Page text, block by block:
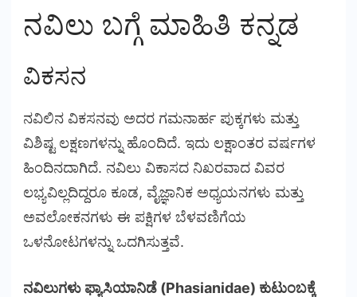
ನವಿಲು ಬಗ್ಗೆ ಮಾಹಿತಿ ಕನ್ನಡ
ವಿಕಸನ
ನವಿಲಿನ ವಿಕಸನವು ಅದರ ಗಮನಾರ್ಹ ಪುಕ್ಕಗಳು ಮತ್ತು
ವಿಶಿಷ್ಟ ಲಕ್ಷಣಗಳನ್ನು ಹೊಂದಿದೆ. ಇದು ಲಕ್ಷಾಂತರ ವರ್ಷಗಳ
ಹಿಂದಿನದಾಗಿದೆ. ನವಿಲು ವಿಕಾಸದ ನಿಖರವಾದ ವಿವರ
ಲಭ್ಯವಿಲ್ಲದಿದ್ದರೂ ಕೂಡ, ವೈಜ್ಞಾನಿಕ ಅಧ್ಯಯನಗಳು ಮತ್ತು
ಅವಲೋಕನಗಳು ಈ ಪಕ್ಷಿಗಳ ಬೆಳವಣಿಗೆಯ
ಒಳನೋಟಗಳನ್ನು ಒದಗಿಸುತ್ತವೆ.
ನವಿಲುಗಳು ಫ್ಯಾಸಿಯಾನಿಡೆ (Phasianidae) ಕುಟುಂಬಕ್ಕೆ